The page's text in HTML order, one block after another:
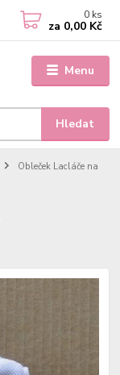
Menu
Hledat
0 ks
za 0,00 Kč
Obleček Lacláče na